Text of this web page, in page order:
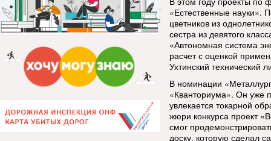
«Естественные науки».
цветников из
сестра из девятого
«Автономная система
расчет с оценкой
Ухтинский технический
В номинации
«Кванториума». Он уже
увлекается токарной
жюри конкурса проект
смог
доску, которую сделал